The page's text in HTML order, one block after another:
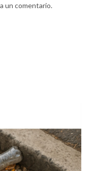
un comentario.